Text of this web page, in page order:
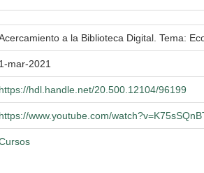
a la Biblioteca Digital. Tema:
1-mar-2021
https://hdl.handle.net/20.500.12104/96199
https://www.youtube.com/